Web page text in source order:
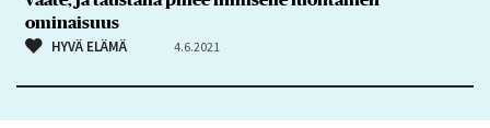
ominaisuus
HYVÄ ELÄMÄ 4.6.2021